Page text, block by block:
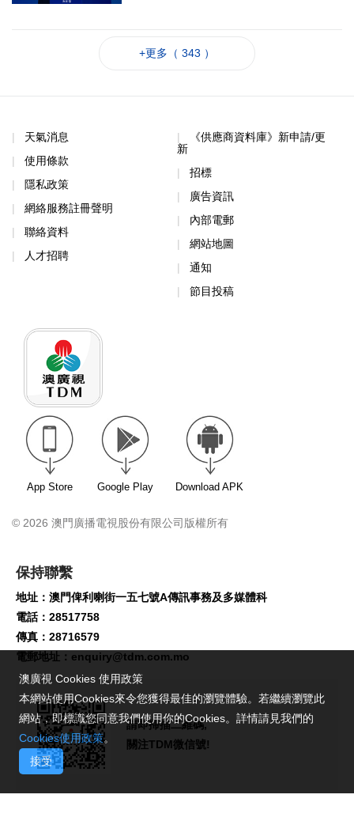
+更多（ 343 ）
天氣消息
使用條款
隱私政策
網絡服務註冊聲明
聯絡資料
人才招聘
《供應商資料庫》新申請/更
新
招標
廣告資訊
內部電郵
網站地圖
通知
節目投稿
App Store Google Play Download APK
© 2026 澳門廣播電視股份有限公司版權所有
保持聯繫
地址：澳門俾利喇街一五七號A傳訊事務及多媒體科
電話：28517758
傳真：28716579
電郵地址： enquiry@tdm.com.mo
請即掃描二維碼,
關注TDM微信號!
澳廣視 Cookies 使用政策
本網站使用Cookies來令您獲得最佳的瀏覽體驗。若繼續瀏覽此
網站，即標識您同意我們使用你的Cookies。詳情請見我們的
Cookies使用政策。
接受